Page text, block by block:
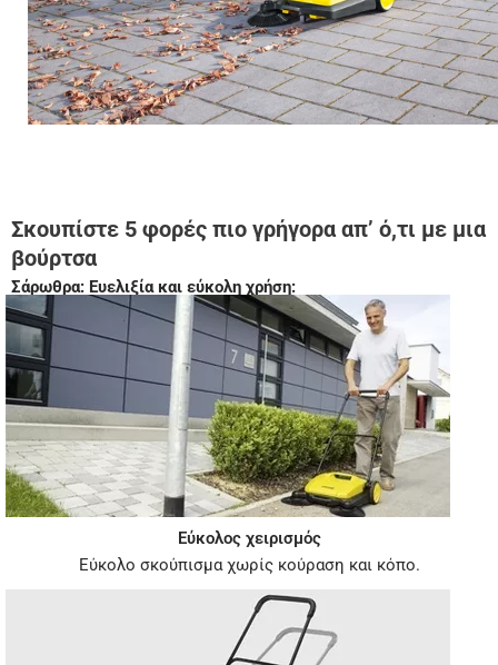
Σκουπίστε 5 φορές πιο γρήγορα απ’ ό,τι με μια
βούρτσα
Σάρωθρα: Ευελιξία και εύκολη χρήση:
Εύκολος χειρισμός
Εύκολο σκούπισμα χωρίς κούραση και κόπο.